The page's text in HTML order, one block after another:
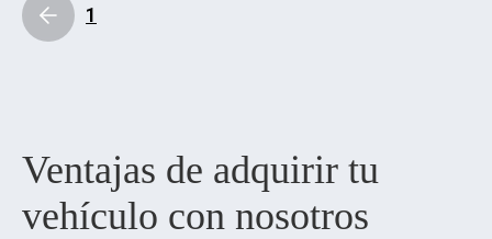
1
Ventajas de adquirir tu
vehículo con nosotros